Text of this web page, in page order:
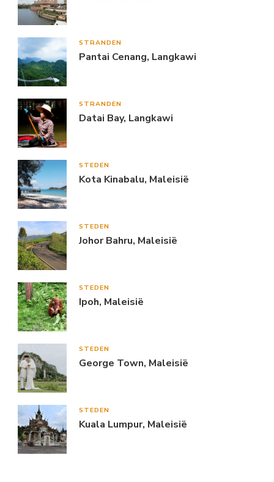
STRANDEN
Pantai Cenang, Langkawi
STRANDEN
Datai Bay, Langkawi
STEDEN
Kota Kinabalu, Maleisië
STEDEN
Johor Bahru, Maleisië
STEDEN
Ipoh, Maleisië
STEDEN
George Town, Maleisië
STEDEN
Kuala Lumpur, Maleisië